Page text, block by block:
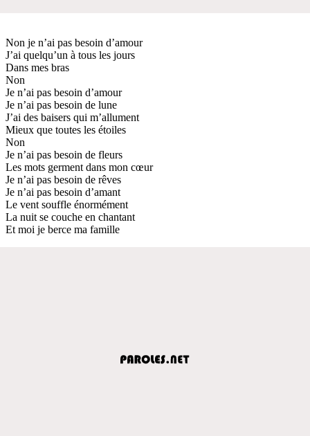
Non je n’ai pas besoin d’amour
J’ai quelqu’un à tous les jours
Dans mes bras
Non
Je n’ai pas besoin d’amour
Je n’ai pas besoin de lune
J’ai des baisers qui m’allument
Mieux que toutes les étoiles
Non
Je n’ai pas besoin de fleurs
Les mots germent dans mon cœur
Je n’ai pas besoin de rêves
Je n’ai pas besoin d’amant
Le vent souffle énormément
La nuit se couche en chantant
Et moi je berce ma famille